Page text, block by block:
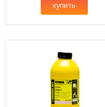
купить